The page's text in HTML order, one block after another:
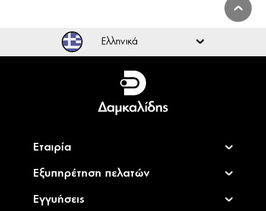
Ελληνικά
Ελληνικά
English
Εταιρία
Εξυπηρέτηση πελατών
Εγγυήσεις